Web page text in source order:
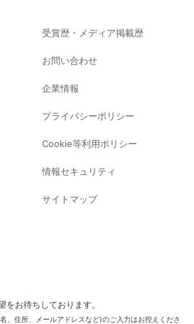
受賞歴・メディア掲載歴
お問い合わせ
企業情報
プライバシーポリシー
Cookie等利用ポリシー
情報セキュリティ
サイトマップ
をお待ちしております。
、住所、メールアドレスなど)のご入力はお控えくださ